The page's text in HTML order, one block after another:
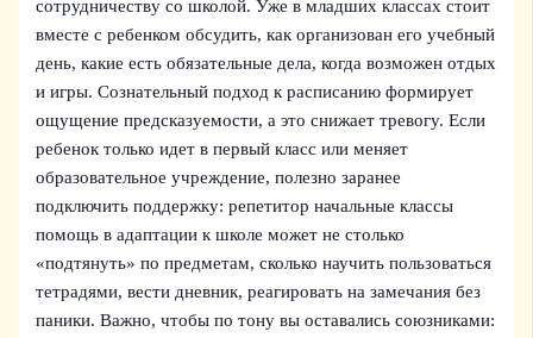
сотрудничеству со школой. Уже в младших классах стоит
вместе с ребенком обсудить, как организован его учебный
день, какие есть обязательные дела, когда возможен отдых
и игры. Сознательный подход к расписанию формирует
ощущение предсказуемости, а это снижает тревогу. Если
ребенок только идет в первый класс или меняет
образовательное учреждение, полезно заранее
подключить поддержку: репетитор начальные классы
помощь в адаптации к школе может не столько
«подтянуть» по предметам, сколько научить пользоваться
тетрадями, вести дневник, реагировать на замечания без
паники. Важно, чтобы по тону вы оставались союзниками: